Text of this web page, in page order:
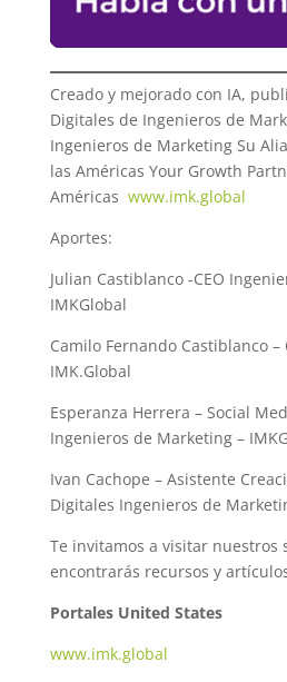
Creado y mejorado con IA,
Digitales de Ingenieros de
Ingenieros de Marketing Su
las Américas Your Growth
Américas www.imk.global
Aportes:
Julian Castiblanco -CEO
IMKGlobal
Camilo Fernando Castiblanco
IMK.Global
Esperanza Herrera – Social
Ingenieros de Marketing –
Ivan Cachope – Asistente
Digitales Ingenieros de
Te invitamos a visitar nuestros
encontrarás recursos y
Portales United States
www.imk.global